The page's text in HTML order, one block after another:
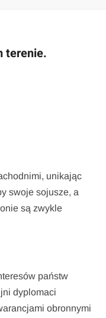
terenie.
unikając
swoje sojusze, a
są zwykle
państw
dyplomaci
obronnymi